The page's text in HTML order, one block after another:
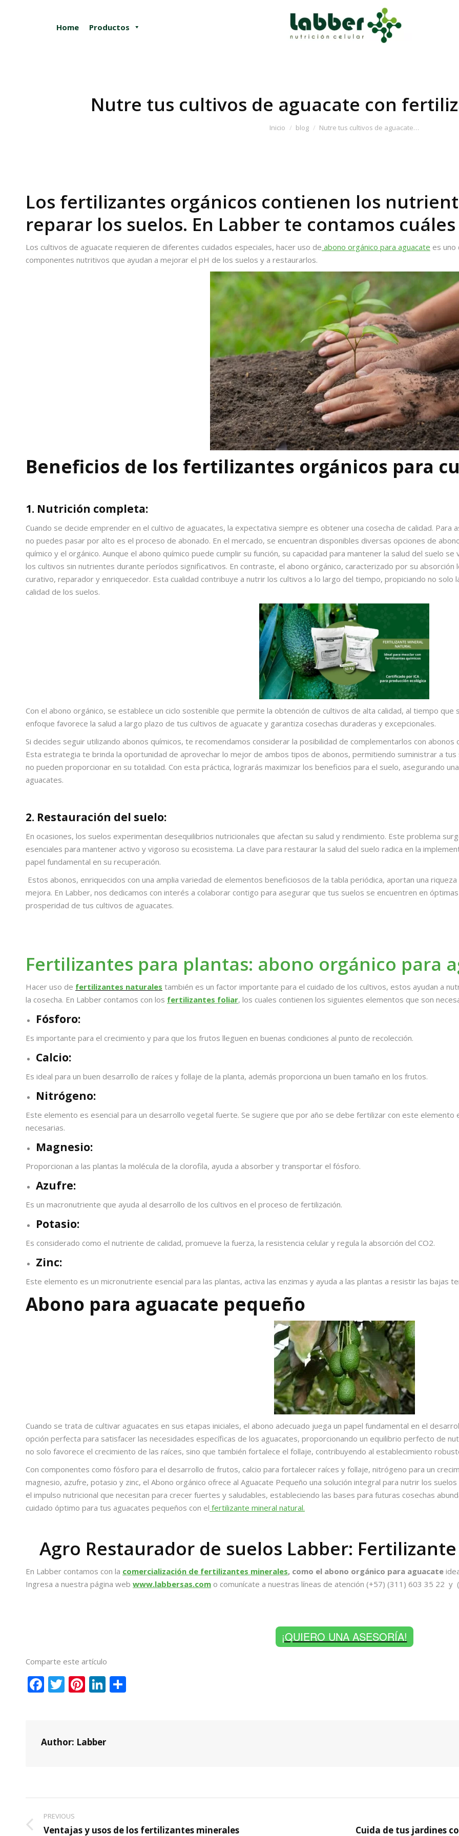
Home Productos
Nutre tus cultivos de aguacate con
Inicio blog Nutre tus cultivos de aguacate…
Los fertilizantes orgánicos contienen los
reparar los suelos. En Labber te contamos
Los cultivos de aguacate requieren de diferentes cuidados especiales, hacer uso de abono orgánico para aguacate es
componentes nutritivos que ayudan a mejorar el pH de los suelos y a restaurarlos.
Beneficios de los fertilizantes orgánicos para
1. Nutrición completa:
Cuando se decide emprender en el cultivo de aguacates, la expectativa siempre es obtener una cosecha de calidad.
no puedes pasar por alto es el proceso de abonado. En el mercado, se encuentran disponibles diversas opciones de
químico y el orgánico. Aunque el abono químico puede cumplir su función, su capacidad para mantener la salud del suelo
los cultivos sin nutrientes durante períodos significativos. En contraste, el abono orgánico, caracterizado por su absorción
curativo, reparador y enriquecedor. Esta cualidad contribuye a nutrir los cultivos a lo largo del tiempo, propiciando no solo
calidad de los suelos.
Con el abono orgánico, se establece un ciclo sostenible que permite la obtención de cultivos de alta calidad, al tiempo
enfoque favorece la salud a largo plazo de tus cultivos de aguacate y garantiza cosechas duraderas y excepcionales.
Si decides seguir utilizando abonos químicos, te recomendamos considerar la posibilidad de complementarlos con abonos
Esta estrategia te brinda la oportunidad de aprovechar lo mejor de ambos tipos de abonos, permitiendo suministrar a tus
no pueden proporcionar en su totalidad. Con esta práctica, lograrás maximizar los beneficios para el suelo, asegurando
aguacates.
2. Restauración del suelo:
En ocasiones, los suelos experimentan desequilibrios nutricionales que afectan su salud y rendimiento. Este problema
esenciales para mantener activo y vigoroso su ecosistema. La clave para restaurar la salud del suelo radica en la
papel fundamental en su recuperación.
Estos abonos, enriquecidos con una amplia variedad de elementos beneficiosos de la tabla periódica, aportan una
mejora. En Labber, nos dedicamos con interés a colaborar contigo para asegurar que tus suelos se encuentren en
prosperidad de tus cultivos de aguacates.
Fertilizantes para plantas: abono orgánico para
Hacer uso de fertilizantes naturales también es un factor importante para el cuidado de los cultivos, estos ayudan a
la cosecha. En Labber contamos con los fertilizantes foliar, los cuales contienen los siguientes elementos que son
Fósforo:
Es importante para el crecimiento y para que los frutos lleguen en buenas condiciones al punto de recolección.
Calcio:
Es ideal para un buen desarrollo de raíces y follaje de la planta, además proporciona un buen tamaño en los frutos.
Nitrógeno:
Este elemento es esencial para un desarrollo vegetal fuerte. Se sugiere que por año se debe fertilizar con este
necesarias.
Magnesio:
Proporcionan a las plantas la molécula de la clorofila, ayuda a absorber y transportar el fósforo.
Azufre:
Es un macronutriente que ayuda al desarrollo de los cultivos en el proceso de fertilización.
Potasio:
Es considerado como el nutriente de calidad, promueve la fuerza, la resistencia celular y regula la absorción del CO2.
Zinc:
Este elemento es un micronutriente esencial para las plantas, activa las enzimas y ayuda a las plantas a resistir las bajas
Abono para aguacate pequeño
Cuando se trata de cultivar aguacates en sus etapas iniciales, el abono adecuado juega un papel fundamental en el
opción perfecta para satisfacer las necesidades específicas de los aguacates, proporcionando un equilibrio perfecto de
no solo favorece el crecimiento de las raíces, sino que también fortalece el follaje, contribuyendo al establecimiento
Con componentes como fósforo para el desarrollo de frutos, calcio para fortalecer raíces y follaje, nitrógeno para un
magnesio, azufre, potasio y zinc, el Abono orgánico ofrece al Aguacate Pequeño una solución integral para nutrir los
el impulso nutricional que necesitan para crecer fuertes y saludables, estableciendo las bases para futuras cosechas
cuidado óptimo para tus aguacates pequeños con el fertilizante mineral natural.
Agro Restaurador de suelos Labber:
En Labber contamos con la comercialización de fertilizantes minerales, como el abono orgánico para aguacate
Ingresa a nuestra página web www.labbersas.com o comunícate a nuestras líneas de atención (+57) (311) 603 35 22 y
¡QUIERO UNA ASESORÍA!
Comparte este artículo
Facebook
Twitter
Pinterest
LinkedIn
Author: Labber
Post
navigation
PREVIOUS
Previous
Ventajas y usos de los fertilizantes minerales Cuida de tus jardines